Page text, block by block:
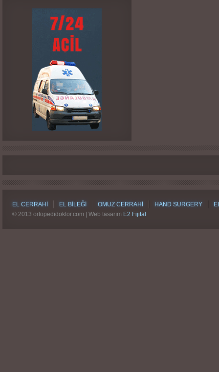
EL CERRAHI EL BILEĞI OMUZ CERRAHI HAND SURGERY
© 2013 ortopedidoktor.com | Web tasarım E2 Fijital